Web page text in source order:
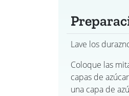
Lave los
Coloque las
capas de
una capa de